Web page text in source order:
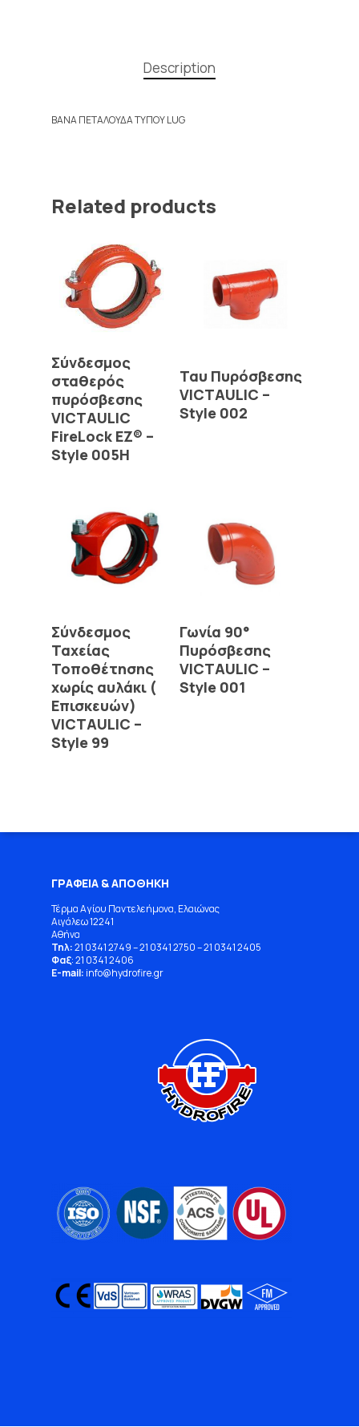
Description
ΒΑΝΑ ΠΕΤΑΛΟΥΔΑ ΤΥΠΟΥ LUG
Related products
Read More
Σύνδεσμος
σταθερός
πυρόσβεσης
VICTAULIC
FireLock EZ® –
Style 005H
Read More
Ταυ Πυρόσβεσης
VICTAULIC –
Style 002
Σύνδεσμος
Ταχείας
Τοποθέτησης
χωρίς αυλάκι (
Επισκευών)
VICTAULIC –
Style 99
Read More
Γωνία 90°
Πυρόσβεσης
VICTAULIC –
Style 001
ΓΡΑΦΕΙΑ & ΑΠΟΘΗΚΗ
Τέρμα Αγίου Παντελεήμονα, Ελαιώνας
Αιγάλεω 12241
Αθήνα
Τηλ:21 0341 2749–21 0341 2750–21 0341 2405
Φαξ: 21 0341 2406
E-mail: info@hydrofire.gr